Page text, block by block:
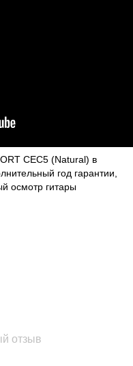
CEC5 (Natural) в
год гарантии,
осмотр гитары
отзыв